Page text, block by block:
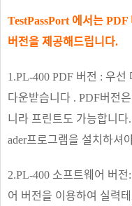
TestPassPort 에서는
버전을 제공해드립니다.
1.PL-400 PDF 버전 : 우선
다운받습니다 . PDF버전
니라 프린트도 가능합니
ader프로그램을 설치하셔
2.PL-400 소프트웨어 버
어 버전을 이용하여 실력